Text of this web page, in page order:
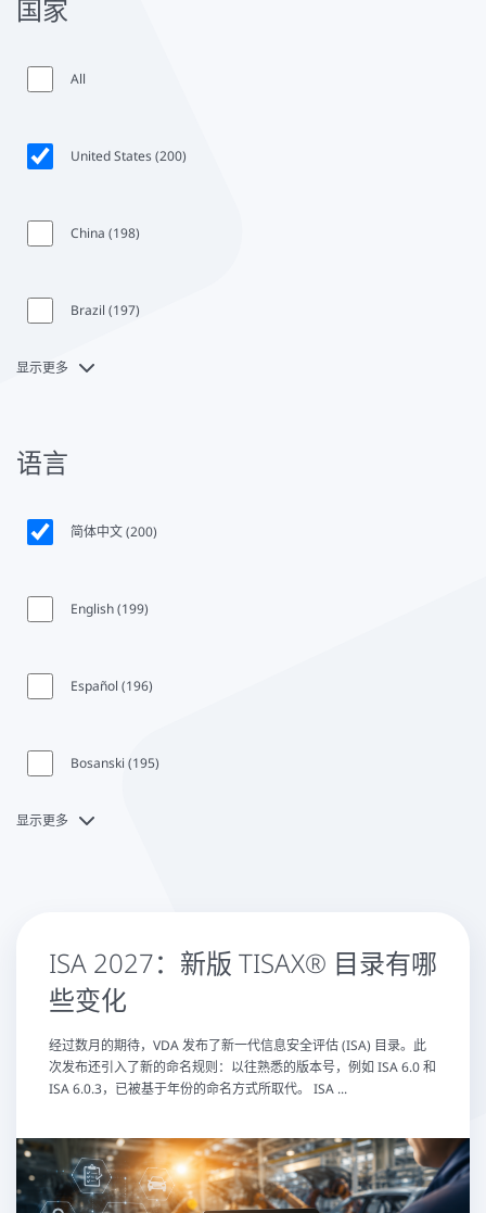
国家
All
United States (200)
China (198)
Brazil (197)
显示更多
语言
简体中文 (200)
English (199)
Español (196)
Bosanski (195)
显示更多
ISA 2027：新版 TISAX® 目录有哪
些变化
经过数月的期待，VDA 发布了新一代信息安全评估 (ISA) 目录。此
次发布还引入了新的命名规则：以往熟悉的版本号，例如 ISA 6.0 和
ISA 6.0.3，已被基于年份的命名方式所取代。 ISA ...